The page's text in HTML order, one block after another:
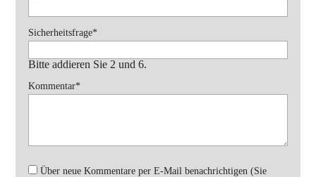
Pflichtfeld
Sicherheitsfrage*
Bitte addieren Sie 2 und 6.
Pflichtfeld
Kommentar*
Über neue Kommentare per E-Mail benachrichtigen (Sie